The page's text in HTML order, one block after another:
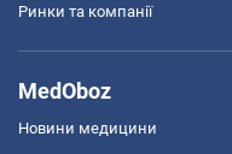
Ринки та компанії
MedOboz
Новини медицини